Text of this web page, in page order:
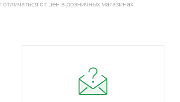
от цен в розничных магазинах
И ОПЛАТА